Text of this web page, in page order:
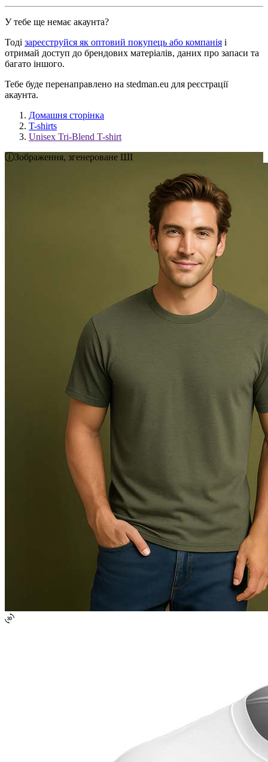
У тебе ще немає акаунта?
Тоді зареєструйся як оптовий покупець або компанія і
отримай доступ до брендових матеріалів, даних про запаси та
багато іншого.
Тебе буде перенаправлено на stedman.eu для реєстрації
акаунта.
Домашня сторінка
T-shirts
Unisex Tri-Blend T-shirt
Зображення, згенероване ШІ